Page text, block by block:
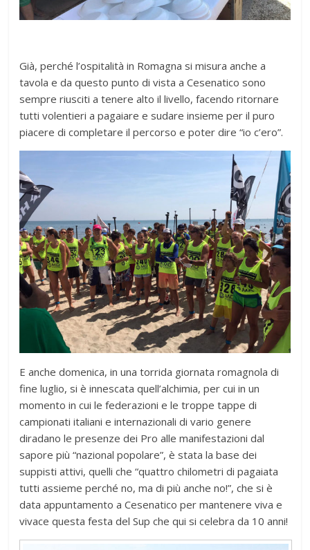
Già, perché l’ospitalità in Romagna si misura anche a
tavola e da questo punto di vista a Cesenatico sono
sempre riusciti a tenere alto il livello, facendo ritornare
tutti volentieri a pagaiare e sudare insieme per il puro
piacere di completare il percorso e poter dire “io c’ero”.
E anche domenica, in una torrida giornata romagnola di
fine luglio, si è innescata quell’alchimia, per cui in un
momento in cui le federazioni e le troppe tappe di
campionati italiani e internazionali di vario genere
diradano le presenze dei Pro alle manifestazioni dal
sapore più “nazional popolare”, è stata la base dei
suppisti attivi, quelli che “quattro chilometri di pagaiata
tutti assieme perché no, ma di più anche no!”, che si è
data appuntamento a Cesenatico per mantenere viva e
vivace questa festa del Sup che qui si celebra da 10 anni!